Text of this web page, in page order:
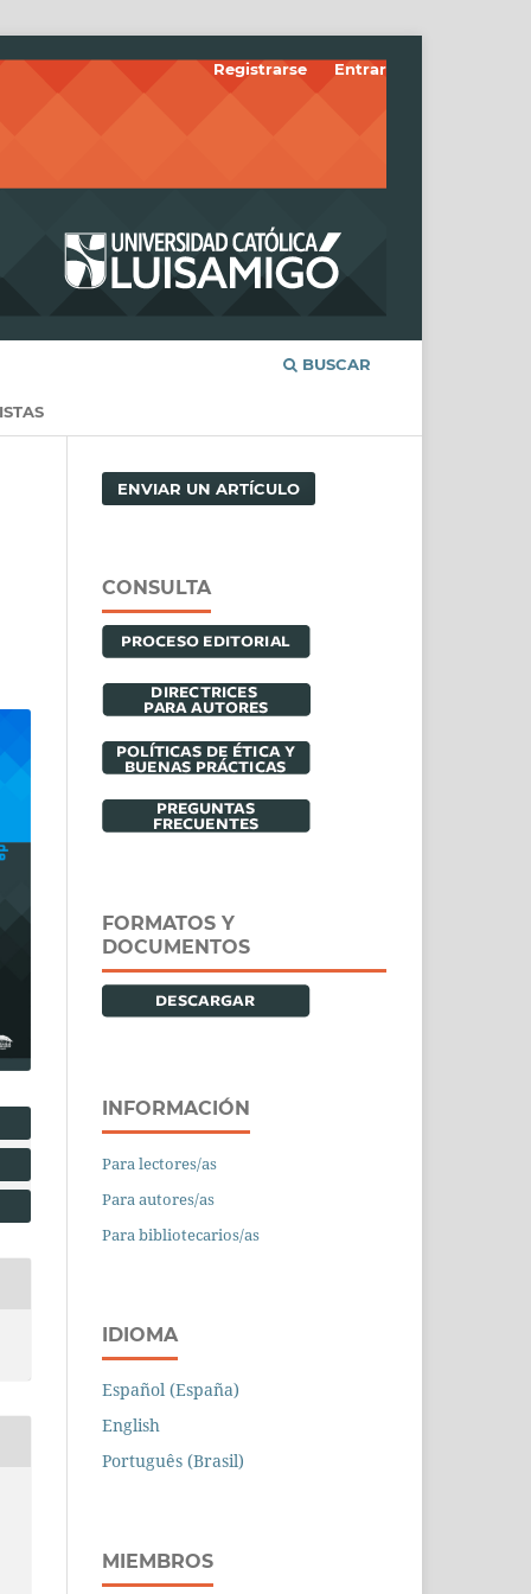
BUSCAR
Registrarse Entrar
ENVIAR UN ARTÍCULO
CONSULTA
FORMATOS Y
DOCUMENTOS
INFORMACIÓN
Para lectores/as
Para autores/as
Para bibliotecarios/as
IDIOMA
Español (España)
English
Português (Brasil)
MIEMBROS